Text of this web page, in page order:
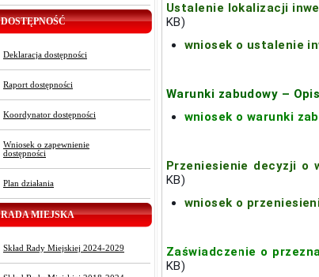
DOSTĘPNOŚĆ
Deklaracja dostępności
Raport dostępności
Koordynator dostępności
Wniosek o zapewnienie
dostępności
Plan działania
RADA MIEJSKA
Skład Rady Miejskiej 2024-2029
Ustalenie lokalizacji
KB)
wniosek o ustalenie
Warunki zabudowy –
wniosek o warunki
Przeniesienie decyzji o
KB)
wniosek o
Zaświadczenie o
KB)